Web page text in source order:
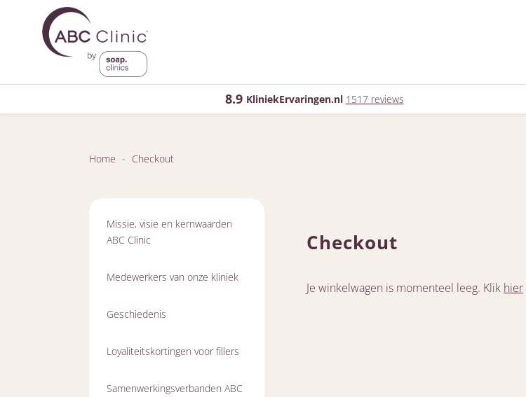
8.9 KliniekErvaringen.nl 1517 reviews
Home - Checkout
Checkout
Je winkelwagen is momenteel leeg. Klik hier
Missie, visie en kernwaarden
ABC Clinic
Medewerkers van onze kliniek
Geschiedenis
Loyaliteitskortingen voor fillers
Samenwerkingsverbanden ABC